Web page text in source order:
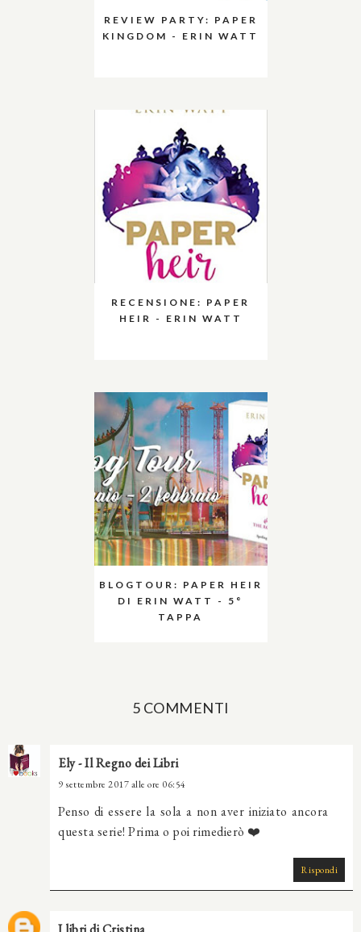
REVIEW PARTY: PAPER
KINGDOM - ERIN WATT
RECENSIONE: PAPER
HEIR - ERIN WATT
BLOGTOUR: PAPER HEIR
DI ERIN WATT - 5°
TAPPA
5 COMMENTI
Ely - Il Regno dei Libri
9 settembre 2017 alle ore 06:54
Penso di essere la sola a non aver iniziato ancora
questa serie! Prima o poi rimedierò ❤️
Rispondi